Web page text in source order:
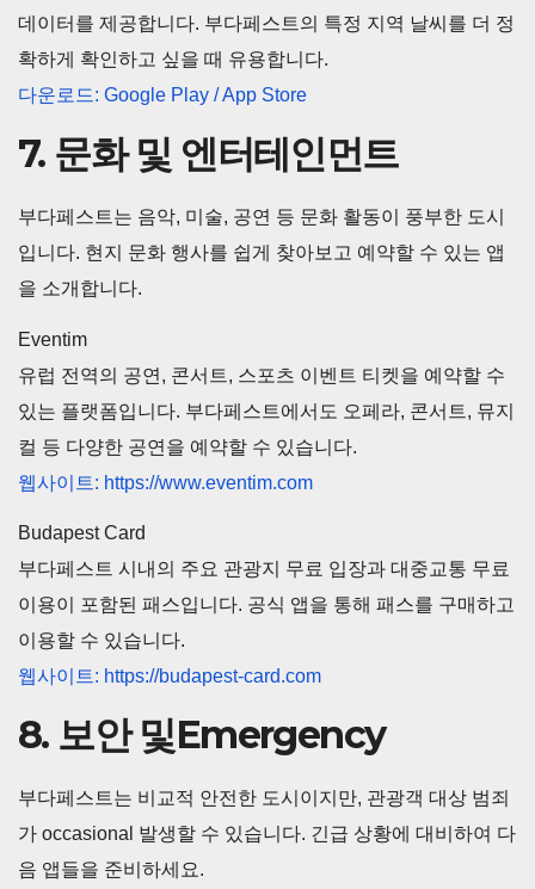
데이터를 제공합니다. 부다페스트의 특정 지역 날씨를 더 정
확하게 확인하고 싶을 때 유용합니다.
다운로드: Google Play / App Store
7. 문화 및 엔터테인먼트
부다페스트는 음악, 미술, 공연 등 문화 활동이 풍부한 도시
입니다. 현지 문화 행사를 쉽게 찾아보고 예약할 수 있는 앱
을 소개합니다.
Eventim
유럽 전역의 공연, 콘서트, 스포츠 이벤트 티켓을 예약할 수
있는 플랫폼입니다. 부다페스트에서도 오페라, 콘서트, 뮤지
컬 등 다양한 공연을 예약할 수 있습니다.
웹사이트: https://www.eventim.com
Budapest Card
부다페스트 시내의 주요 관광지 무료 입장과 대중교통 무료
이용이 포함된 패스입니다. 공식 앱을 통해 패스를 구매하고
이용할 수 있습니다.
웹사이트: https://budapest-card.com
8. 보안 및Emergency
부다페스트는 비교적 안전한 도시이지만, 관광객 대상 범죄
가 occasional 발생할 수 있습니다. 긴급 상황에 대비하여 다
음 앱들을 준비하세요.